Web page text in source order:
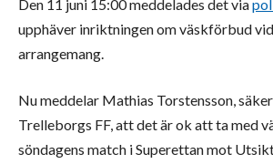
Den 11 juni 15:00 meddelades det via
upphäver inriktningen om väskförbud
arrangemang.
Nu meddelar Mathias Torstensson,
Trelleborgs FF, att det är ok att ta med
söndagens match i Superettan mot